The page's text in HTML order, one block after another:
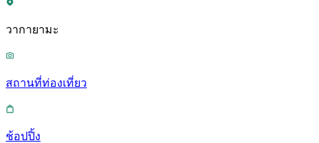
วากายามะ
สถานที่ท่องเที่ยว
ช้อปปิ้ง